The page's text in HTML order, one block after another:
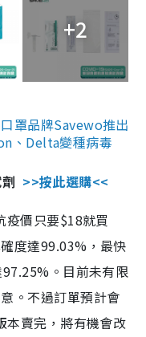
+2
罩品牌Savewo推出
、Delta變種病毒
>>按此選購<<
疫價只要$18就買
度達99.03%，最快
。目前未有限
。不過訂單預計會
本賣完，將有機會改